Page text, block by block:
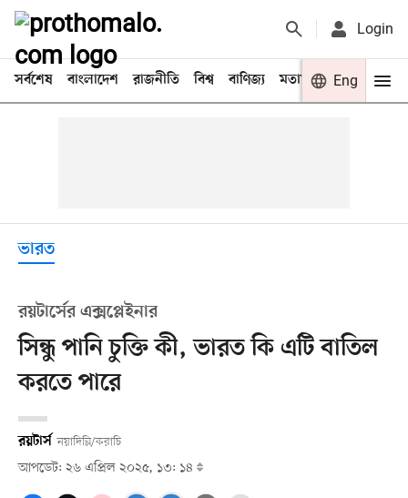
Login
সর্বশেষ বাংলাদেশ রাজনীতি বিশ্ব বাণিজ্য মতামত খেলা
Eng
ভারত
রয়টার্সের এক্সপ্লেইনার
সিন্ধু পানি চুক্তি কী, ভারত কি এটি বাতিল
করতে পারে
রয়টার্স নয়াদিল্লি/করাচি
আপডেট: ২৬ এপ্রিল ২০২৫, ১৩: ১৪